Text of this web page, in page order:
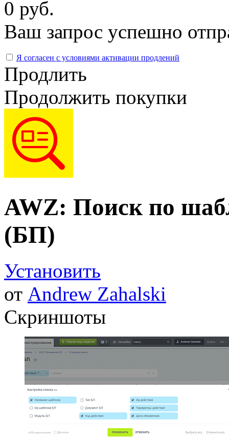
0 руб.
Ваш запрос успешно
Я согласен с условиями активации продлений
Продлить
Продолжить покупки
AWZ: Поиск по
(БП)
Установить
от Andrew Zahalski
Скриншоты